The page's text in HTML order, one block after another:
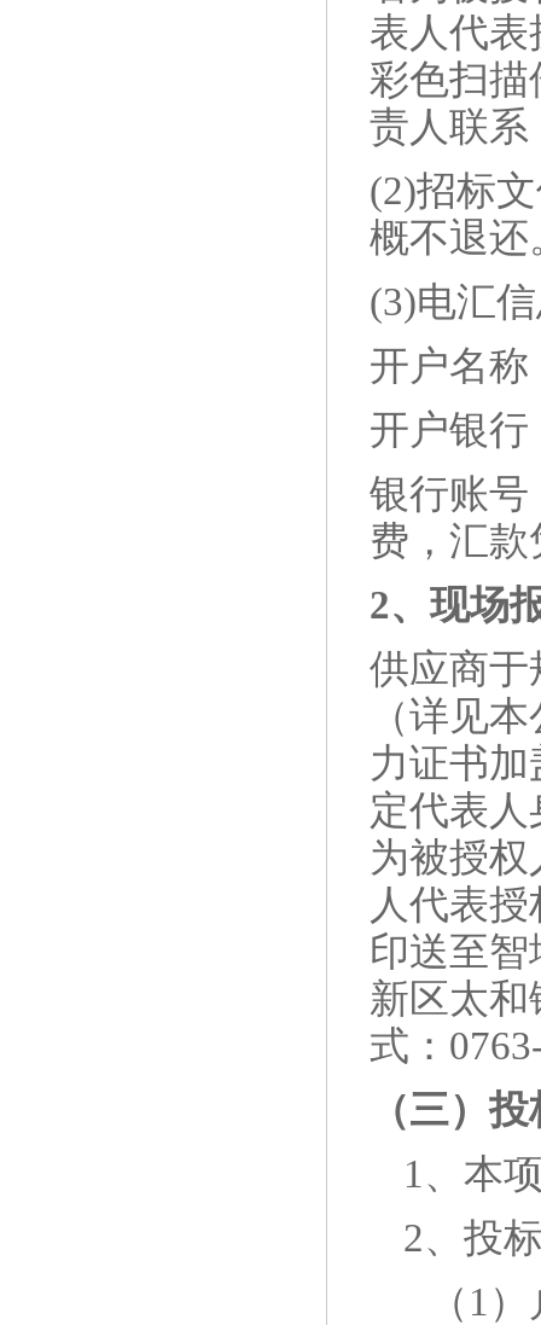
表人代
彩色扫描
责人联系
(2)招标
概不退还
(3)电汇
开户名
开户银
银行账号
费，汇款
2、现场
供应商于
（详见
力证书加
定代表
为被授
人代表
印送至
新区太
式：
（三）
1、本
2、投
（ 1